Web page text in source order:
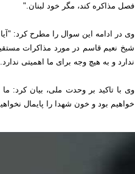
فصل مذاکره کند، مگر خود لبنان."
وی در ادامه این سوال را مطرح کرد:
شیخ نعیم قاسم در مورد مذاکرات
ندارد و به هیچ وجه برای ما اهمیتی ندارد.
وی با تاکید بر وحدت ملی، بیان
خواهیم بود و خون شهدا را پایمال